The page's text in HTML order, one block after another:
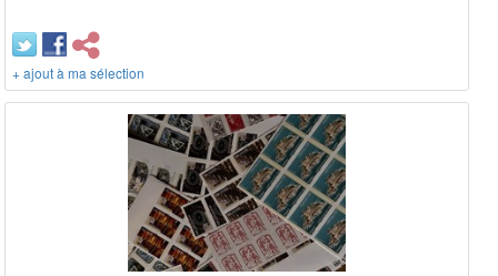
+ ajout à ma sélection